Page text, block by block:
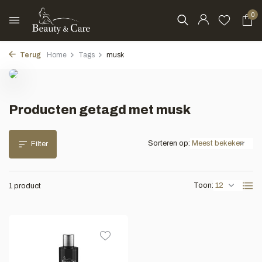
0
Terug Home Tags musk
Producten getagd met musk
Filter
1 product Toon:
Sorteren op: